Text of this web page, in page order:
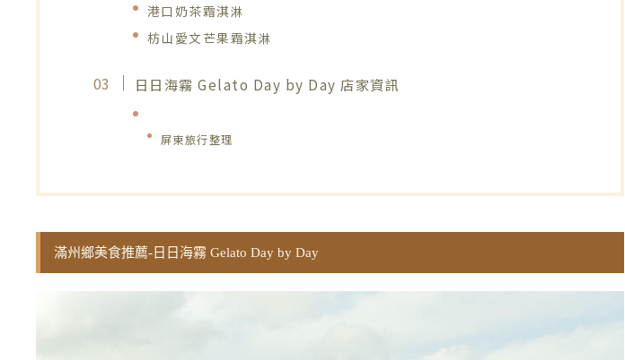
港口奶茶霜淇淋
枋山愛文芒果霜淇淋
日日海霧 Gelato Day by Day 店家資訊
屏東旅行整理
滿州鄉美食推薦-日日海霧 Gelato Day by Day